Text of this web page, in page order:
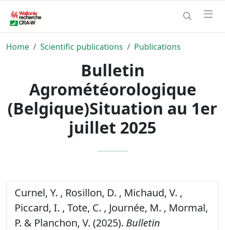
Home Scientific publications Publications
Bulletin
Agrométéorologique
(Belgique)Situation au 1er
juillet 2025
Curnel, Y. , Rosillon, D. , Michaud, V. ,
Piccard, I. , Tote, C. , Journée, M. , Mormal,
P. & Planchon, V. (2025). Bulletin